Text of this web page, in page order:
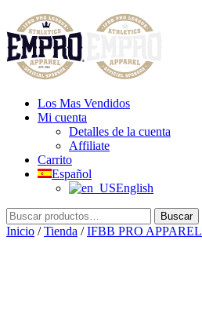
Los Mas Vendidos
Mi cuenta
Detalles de la cuenta
Affiliate
Carrito
Español
English
Buscar
por:
Buscar
Inicio /Tienda /IFBB PRO APPAREL